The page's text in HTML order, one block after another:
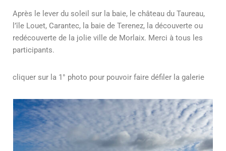
Après le lever du soleil sur la baie, le château du Taureau,
l’île Louet, Carantec, la baie de Terenez, la découverte ou
redécouverte de la jolie ville de Morlaix. Merci à tous les
participants.
cliquer sur la 1° photo pour pouvoir faire défiler la galerie